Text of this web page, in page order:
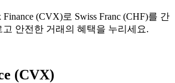
Finance (CVX)로 Swiss Franc (CHF)를 간
안전한 거래의 혜택을 누리세요.
(CVX)